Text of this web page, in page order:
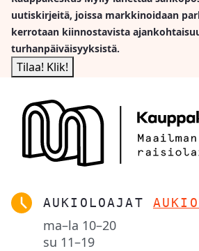
uutiskirjeitä, joissa markkinoidaan
kerrotaan kiinnostavista
turhanpäiväisyyksistä.
AUKIOLOAJAT
ma–la 10–20
su 11–19